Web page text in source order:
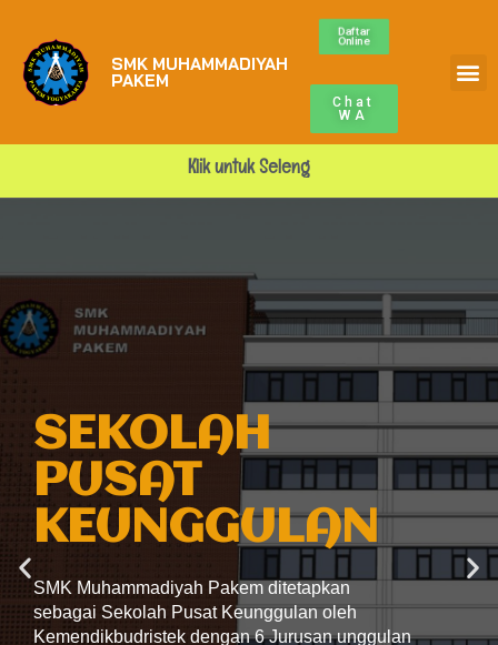
SMK MUHAMMADIYAH
PAKEM
Daftar
Online
Chat
WA
kuntukSelengka
SEKOLAH
PUSAT
KEUNGGULAN
SMK Muhammadiyah Pakem ditetapkan
sebagai Sekolah Pusat Keunggulan oleh
Kemendikbudristek dengan 6 Jurusan unggulan